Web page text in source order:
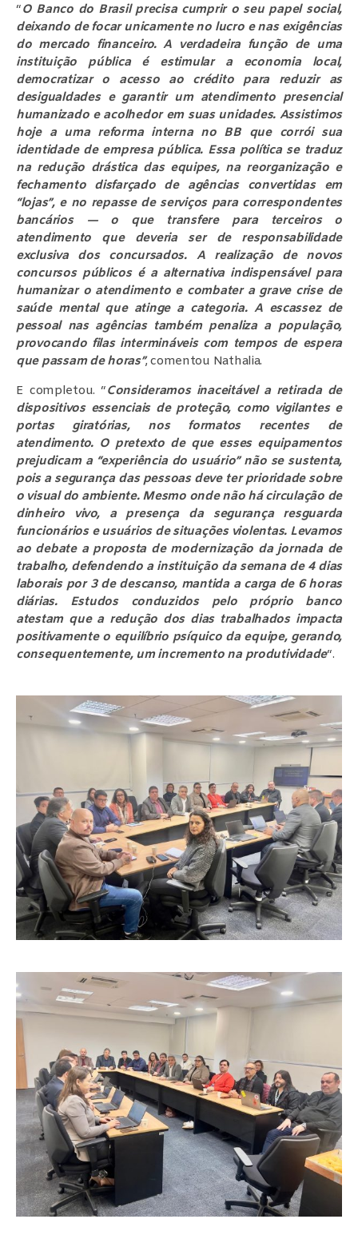
“O Banco do Brasil precisa cumprir o seu papel social,
deixando de focar unicamente no lucro e nas exigências
do mercado financeiro. A verdadeira função de uma
instituição pública é estimular a economia local,
democratizar o acesso ao crédito para reduzir as
desigualdades e garantir um atendimento presencial
humanizado e acolhedor em suas unidades. Assistimos
hoje a uma reforma interna no BB que corrói sua
identidade de empresa pública. Essa política se traduz
na redução drástica das equipes, na reorganização e
fechamento disfarçado de agências convertidas em
“lojas”, e no repasse de serviços para correspondentes
bancários — o que transfere para terceiros o
atendimento que deveria ser de responsabilidade
exclusiva dos concursados. ​A realização de novos
concursos públicos é a alternativa indispensável para
humanizar o atendimento e combater a grave crise de
saúde mental que atinge a categoria. A escassez de
pessoal nas agências também penaliza a população,
provocando filas intermináveis com tempos de espera
que passam de horas”, comentou Nathalia.
E completou. “Consideramos inaceitável a retirada de
dispositivos essenciais de proteção, como vigilantes e
portas giratórias, nos formatos recentes de
atendimento. O pretexto de que esses equipamentos
prejudicam a “experiência do usuário” não se sustenta,
pois a segurança das pessoas deve ter prioridade sobre
o visual do ambiente. Mesmo onde não há circulação de
dinheiro vivo, a presença da segurança resguarda
funcionários e usuários de situações violentas. Levamos
ao debate a proposta de modernização da jornada de
trabalho, defendendo a instituição da semana de 4 dias
laborais por 3 de descanso, mantida a carga de 6 horas
diárias. Estudos conduzidos pelo próprio banco
atestam que a redução dos dias trabalhados impacta
positivamente o equilíbrio psíquico da equipe, gerando,
consequentemente, um incremento na produtividade“.